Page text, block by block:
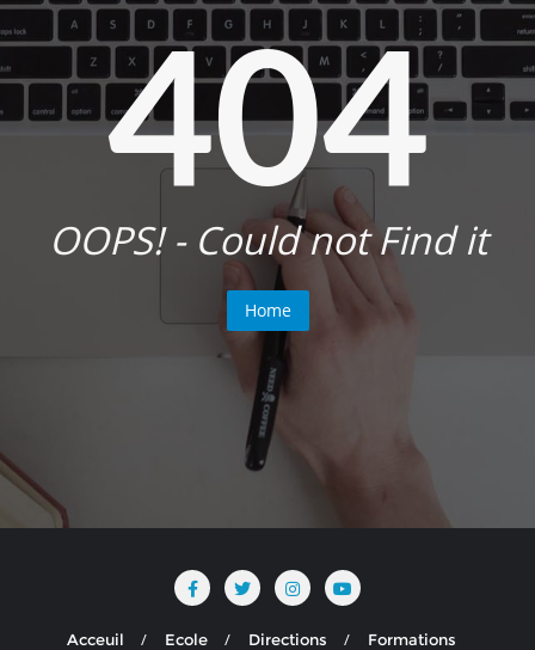
404
OOPS! - Could not Find it
Home
Acceuil Ecole Directions Formations